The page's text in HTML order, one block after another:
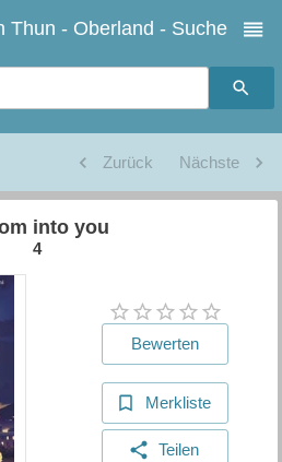
Thun - Oberland - Suche
Zurück Nächste
into you
4
Bewerten
Merkliste
Teilen